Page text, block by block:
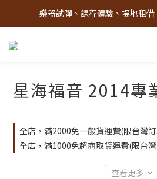
古亭門市 + 先進音樂教室週
樂器試彈、課程體驗、場地租
古亭門市 + 先進音樂教室
星海福音 2014專
全店，滿2000免一般貨運費(限台灣
全店，滿1000免超商取貨運費(限台
查看更多